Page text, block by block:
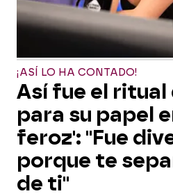
¡ASÍ LO HA CONTADO!
Así fue el ritual
para su papel
feroz': "Fue
porque te
de ti"